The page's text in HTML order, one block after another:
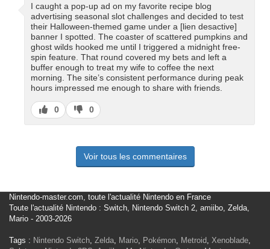
I caught a pop-up ad on my favorite recipe blog
advertising seasonal slot challenges and decided to test
their Halloween-themed game under a [lien desactive]
banner I spotted. The coaster of scattered pumpkins and
ghost wilds hooked me until I triggered a midnight free-
spin feature. That round covered my bets and left a
buffer enough to treat my wife to coffee the next
morning. The site’s consistent performance during peak
hours impressed me enough to share with friends.
J’aime
0
J’aime
pas
0
Voir tous les commentaires
Nintendo-master.com, toute l'actualité Nintendo en France
Toute l'actualité Nintendo : Switch, Nintendo Switch 2, amiibo, Zelda,
Mario - 2003-2026
Tags : Nintendo Switch Zelda Mario Pokémon Metroid Xenoblade